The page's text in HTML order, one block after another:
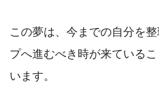
この夢は、今までの自分を
プへ進むべき時が来ている
います。